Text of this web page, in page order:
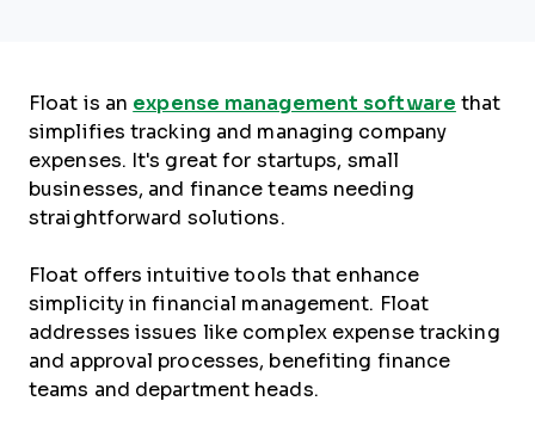
Float is an expense management software that
simplifies tracking and managing company
expenses. It's great for startups, small
businesses, and finance teams needing
straightforward solutions.
Float offers intuitive tools that enhance
simplicity in financial management. Float
addresses issues like complex expense tracking
and approval processes, benefiting finance
teams and department heads.